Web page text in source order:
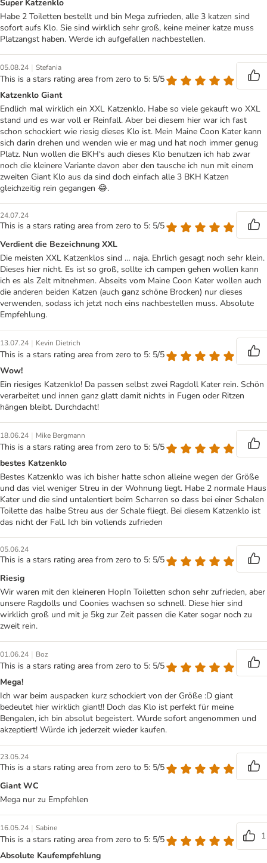
Super Katzenklo
Habe 2 Toiletten bestellt und bin Mega zufrieden, alle 3 katzen sind
sofort aufs Klo. Sie sind wirklich sehr groß, keine meiner katze muss
Platzangst haben. Werde ich aufgefallen nachbestellen.
05.08.24 | Stefania
This is a stars rating area from zero to 5: 5/5
Katzenklo Giant
Endlich mal wirklich ein XXL Katzenklo. Habe so viele gekauft wo XXL
stand und es war voll er Reinfall. Aber bei diesem hier war ich fast
schon schockiert wie riesig dieses Klo ist. Mein Maine Coon Kater kann
sich darin drehen und wenden wie er mag und hat noch immer genug
Platz. Nun wollen die BKH‘s auch dieses Klo benutzen ich hab zwar
noch die kleinere Variante davon aber den tausche ich nun mit einem
zweiten Giant Klo aus da sind doch einfach alle 3 BKH Katzen
gleichzeitig rein gegangen 😂.
24.07.24
This is a stars rating area from zero to 5: 5/5
Verdient die Bezeichnung XXL
Die meisten XXL Katzenklos sind … naja. Ehrlich gesagt noch sehr klein.
Dieses hier nicht. Es ist so groß, sollte ich campen gehen wollen kann
ich es als Zelt mitnehmen. Abseits vom Maine Coon Kater wollen auch
die anderen beiden Katzen (auch ganz schöne Brocken) nur dieses
verwenden, sodass ich jetzt noch eins nachbestellen muss. Absolute
Empfehlung.
13.07.24 | Kevin Dietrich
This is a stars rating area from zero to 5: 5/5
Wow!
Ein riesiges Katzenklo! Da passen selbst zwei Ragdoll Kater rein. Schön
verarbeitet und innen ganz glatt damit nichts in Fugen oder Ritzen
hängen bleibt. Durchdacht!
18.06.24 | Mike Bergmann
This is a stars rating area from zero to 5: 5/5
bestes Katzenklo
Bestes Katzenklo was ich bisher hatte schon alleine wegen der Größe
und das viel weniger Streu in der Wohnung liegt. Habe 2 normale Haus
Kater und die sind untalentiert beim Scharren so dass bei einer Schalen
Toilette das halbe Streu aus der Schale fliegt. Bei diesem Katzenklo ist
das nicht der Fall. Ich bin vollends zufrieden
05.06.24
This is a stars rating area from zero to 5: 5/5
Riesig
Wir waren mit den kleineren HopIn Toiletten schon sehr zufrieden, aber
unsere Ragdolls und Coonies wachsen so schnell. Diese hier sind
wirklich groß und mit je 5kg zur Zeit passen die Kater sogar noch zu
zweit rein.
01.06.24 | Boz
This is a stars rating area from zero to 5: 5/5
Mega!
Ich war beim auspacken kurz schockiert von der Größe :D giant
bedeutet hier wirklich giant!! Doch das Klo ist perfekt für meine
Bengalen, ich bin absolut begeistert. Wurde sofort angenommen und
akzeptiert! Würde ich jederzeit wieder kaufen.
23.05.24
This is a stars rating area from zero to 5: 5/5
Giant WC
Mega nur zu Empfehlen
16.05.24 | Sabine
This is a stars rating area from zero to 5: 5/5
1
Absolute Kaufempfehlung